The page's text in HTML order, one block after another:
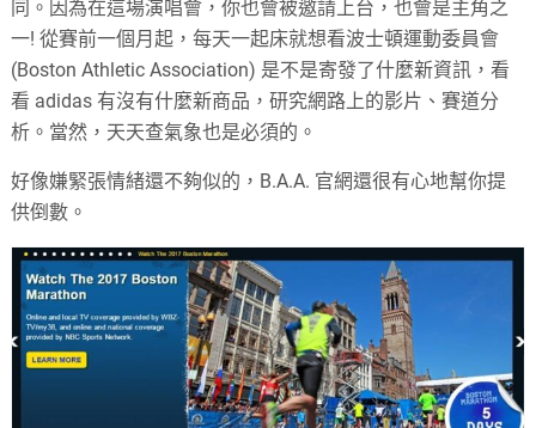
同。因為在這場演唱會，你也會被邀請上台，也會是主角之
一! 從賽前一個月起，每天一起床就想看波士頓運動委員會
(Boston Athletic Association) 是不是寄發了什麼新資訊，看
看 adidas 有沒有什麼新商品，研究網路上的影片、賽道分
析。當然，天天查氣象也是必須的。
好像嫌緊張情緒還不夠似的，B.A.A. 官網還很有心地幫你提
供倒數。